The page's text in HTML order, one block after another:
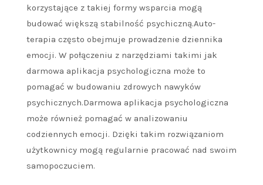
korzystające z takiej formy wsparcia mogą
budować większą stabilność psychiczną.Auto-
terapia często obejmuje prowadzenie dziennika
emocji. W połączeniu z narzędziami takimi jak
darmowa aplikacja psychologiczna może to
pomagać w budowaniu zdrowych nawyków
psychicznych.Darmowa aplikacja psychologiczna
może również pomagać w analizowaniu
codziennych emocji. Dzięki takim rozwiązaniom
użytkownicy mogą regularnie pracować nad swoim
samopoczuciem.